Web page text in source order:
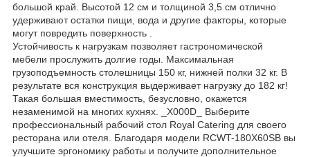
большой край. Высотой 12 см и толщиной 3,5 см отлично
удерживают остатки пищи, вода и другие факторы, которые
могут повредить поверхность .
Устойчивость к нагрузкам позволяет гастрономической
мебели прослужить долгие годы. Максимальная
грузоподъемность столешницы 150 кг, нижней полки 32 кг. В
результате вся конструкция выдерживает нагрузку до 182 кг!
Такая большая вместимость, безусловно, окажется
незаменимой на многих кухнях. _X000D_ Выберите
профессиональный рабочий стол Royal Catering для своего
ресторана или отеля. Благодаря модели RCWT-180X60SB вы
улучшите эргономику работы и получите дополнительное